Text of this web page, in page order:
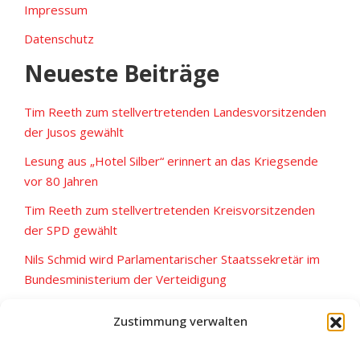
Zustimmung verwalten
Impressum
Datenschutz
Neueste Beiträge
Tim Reeth zum stellvertretenden Landesvorsitzenden
der Jusos gewählt
Lesung aus „Hotel Silber“ erinnert an das Kriegsende
vor 80 Jahren
Tim Reeth zum stellvertretenden Kreisvorsitzenden
der SPD gewählt
Nils Schmid wird Parlamentarischer Staatssekretär im
Bundesministerium der Verteidigung